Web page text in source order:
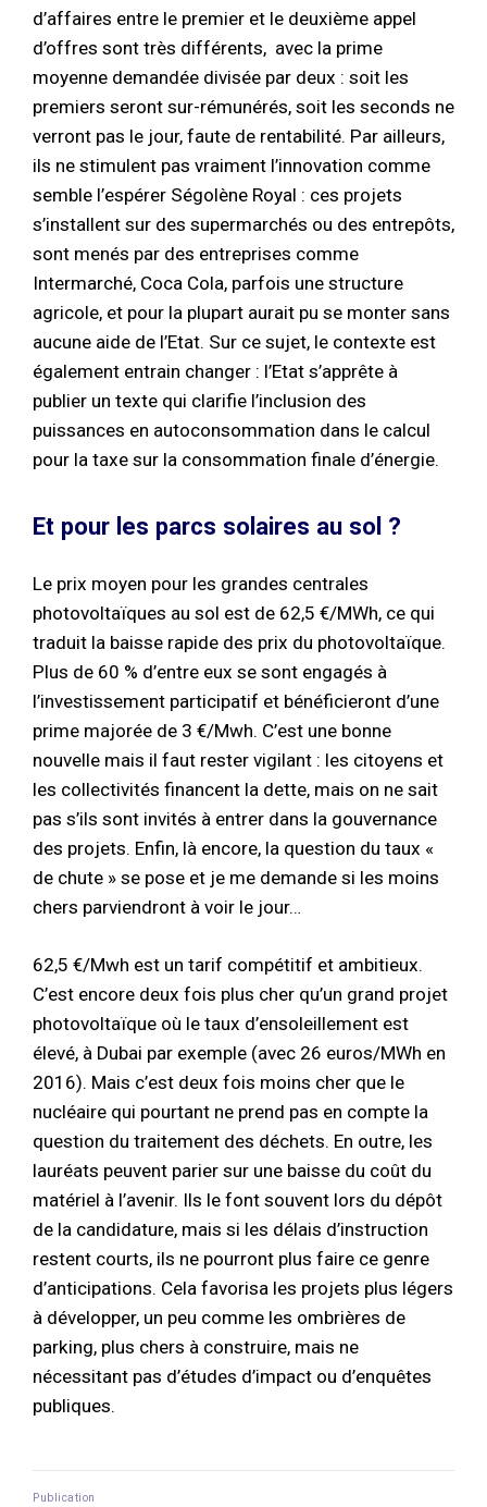
d’affaires entre le premier et le deuxième appel
d’offres sont très différents, avec la prime
moyenne demandée divisée par deux : soit les
premiers seront sur-rémunérés, soit les seconds ne
verront pas le jour, faute de rentabilité. Par ailleurs,
ils ne stimulent pas vraiment l’innovation comme
semble l’espérer Ségolène Royal : ces projets
s’installent sur des supermarchés ou des entrepôts,
sont menés par des entreprises comme
Intermarché, Coca Cola, parfois une structure
agricole, et pour la plupart aurait pu se monter sans
aucune aide de l’Etat. Sur ce sujet, le contexte est
également entrain changer : l’Etat s’apprête à
publier un texte qui clarifie l’inclusion des
puissances en autoconsommation dans le calcul
pour la taxe sur la consommation finale d’énergie.
Et pour les parcs solaires au sol ?
Le prix moyen pour les grandes centrales
photovoltaïques au sol est de 62,5 €/MWh, ce qui
traduit la baisse rapide des prix du photovoltaïque.
Plus de 60 % d’entre eux se sont engagés à
l’investissement participatif et bénéficieront d’une
prime majorée de 3 €/Mwh. C’est une bonne
nouvelle mais il faut rester vigilant : les citoyens et
les collectivités financent la dette, mais on ne sait
pas s’ils sont invités à entrer dans la gouvernance
des projets. Enfin, là encore, la question du taux «
de chute » se pose et je me demande si les moins
chers parviendront à voir le jour…
62,5 €/Mwh est un tarif compétitif et ambitieux.
C’est encore deux fois plus cher qu’un grand projet
photovoltaïque où le taux d’ensoleillement est
élevé, à Dubai par exemple (avec 26 euros/MWh en
2016). Mais c’est deux fois moins cher que le
nucléaire qui pourtant ne prend pas en compte la
question du traitement des déchets. En outre, les
lauréats peuvent parier sur une baisse du coût du
matériel à l’avenir. Ils le font souvent lors du dépôt
de la candidature, mais si les délais d’instruction
restent courts, ils ne pourront plus faire ce genre
d’anticipations. Cela favorisa les projets plus légers
à développer, un peu comme les ombrières de
parking, plus chers à construire, mais ne
nécessitant pas d’études d’impact ou d’enquêtes
publiques.
Publication